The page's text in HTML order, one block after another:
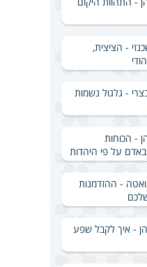
- הציצית,
- גלגול נשמות
- הכוחות
על פי היהדות
- ההזדמנות
- איך לקבל שפע